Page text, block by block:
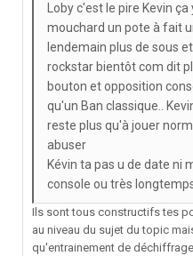
Loby c'est le pire Kevin
mouchard un pote à fait
lendemain plus de sous
rockstar bientôt com dit
bouton et opposition
qu'un Ban classique..
reste plus qu'à jouer
abuser
Kévin ta pas u de date ni
console ou très
Ils sont tous constructifs tes
au niveau du sujet du topic
qu'entrainement de